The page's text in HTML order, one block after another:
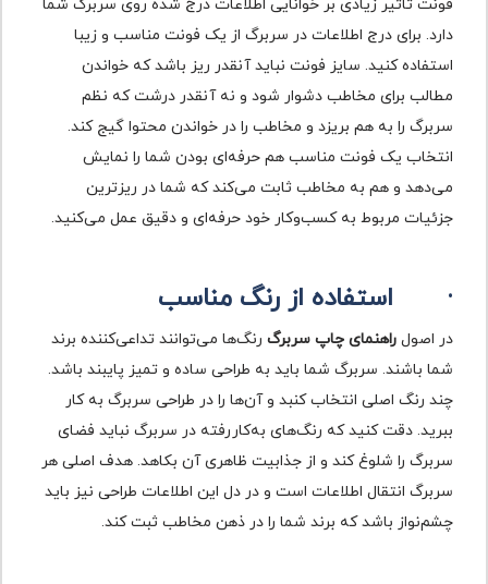
فونت تاثیر زیادی بر خوانایی اطلاعات درج شده روی سربرگ شما
دارد. برای درج اطلاعات در سربرگ از یک فونت مناسب و زیبا
استفاده کنید. سایز فونت نباید آنقدر ریز باشد که خواندن
مطالب برای مخاطب دشوار شود و نه آنقدر درشت که نظم
سربرگ را به هم بریزد و مخاطب را در خواندن محتوا گیج کند.
انتخاب یک فونت مناسب هم حرفه‌ای بودن شما را نمایش
می‌دهد و هم به مخاطب ثابت می‌کند که شما در ریزترین
جزئیات مربوط به کسب‌وکار خود حرفه‌ای و دقیق عمل می‌کنید.
· استفاده از رنگ مناسب
در اصول راهنمای چاپ سربرگ رنگ‌ها می‌توانند تداعی‌کننده برند
شما باشند. سربرگ شما باید به طراحی ساده و تمیز پایبند باشد.
چند رنگ اصلی انتخاب کنبد و آن‌ها را در طراحی سربرگ به کار
ببرید. دقت کنید که رنگ‌های به‌کاررفته در سربرگ نباید فضای
سربرگ را شلوغ کند و از جذابیت ظاهری آن بکاهد. هدف اصلی هر
سربرگ انتقال اطلاعات است و در دل این اطلاعات طراحی نیز باید
چشم‌نواز باشد که برند شما را در ذهن مخاطب ثبت کند.